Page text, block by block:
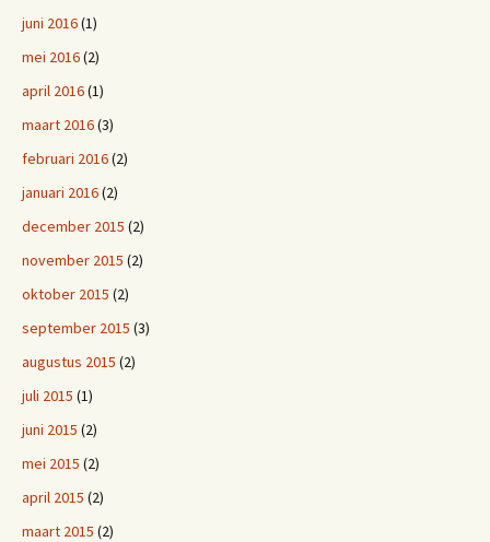
juni 2016(1)
mei 2016(2)
april 2016(1)
maart 2016(3)
februari 2016(2)
januari 2016(2)
december 2015 (2)
november 2015 (2)
oktober 2015 (2)
september 2015 (3)
augustus 2015 (2)
juli 2015 (1)
juni 2015 (2)
mei 2015 (2)
april 2015 (2)
maart 2015 (2)